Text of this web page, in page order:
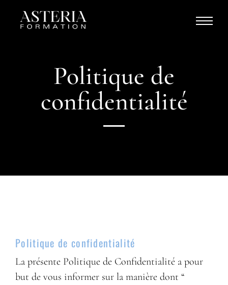
Politique de
confidentialité
Politique de confidentialité
La présente Politique de Confidentialité a pour
but de vous informer sur la manière dont “